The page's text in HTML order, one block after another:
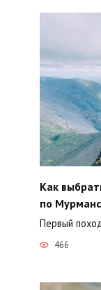
Как
по
Первый
466